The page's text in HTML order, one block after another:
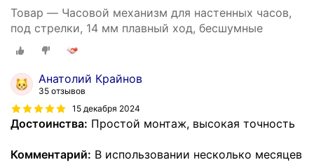
Товар — Часовой механизм для настенных часов,
под стрелки, 14 мм плавный ход, бесшумные
Анатолий Крайнов
35 отзывов
15 декабря 2024
Достоинства: Простой монтаж, высокая точность
Комментарий: В использовании несколько месяцев